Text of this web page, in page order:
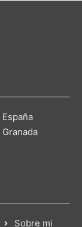
España
Granada
Sobre mi